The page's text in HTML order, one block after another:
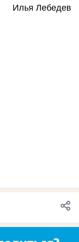
Илья Лебедев